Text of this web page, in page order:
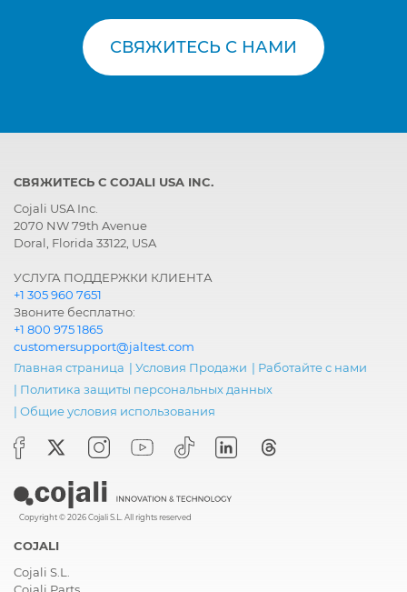
СВЯЖИТЕСЬ С НАМИ
СВЯЖИТЕСЬ С COJALI USA INC.
Cojali USA Inc.
2070 NW 79th Avenue
Doral, Florida 33122, USA
УСЛУГА ПОДДЕРЖКИ КЛИЕНТА
+1 305 960 7651
Звоните бесплатно:
+1 800 975 1865
customersupport@jaltest.com
Главная страница | Условия Продажи | Работайте с нами
| Политика защиты персональных данных
| Общие условия использования
Copyright © 2026 Cojali S.L. All rights reserved
COJALI
Cojali S.L.
Cojali Parts